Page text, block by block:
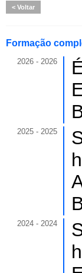
Voltar
Formação
2026 - 2026
2025 - 2025
2024 - 2024